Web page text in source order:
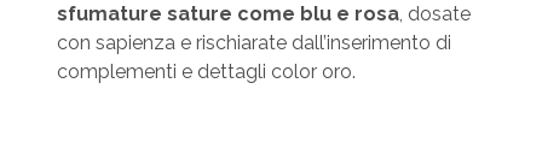
sfumature sature come blu e rosa, dosate
con sapienza e rischiarate dall’inserimento di
complementi e dettagli color oro.